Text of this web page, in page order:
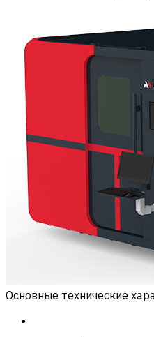
Основные технические